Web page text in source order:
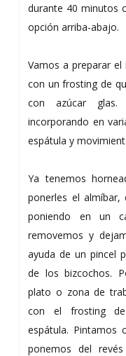
durante 40 minutos
opción arriba-abajo.
Vamos a preparar
con un frosting de
con azúcar
incorporando en
espátula y
Ya tenemos
ponerles el almíbar,
poniendo en un
removemos y
ayuda de un pincel
de los bizcochos.
plato o zona de
con el frosting de
espátula. Pintamos
ponemos del